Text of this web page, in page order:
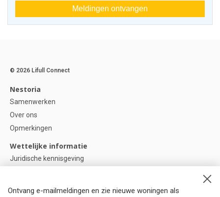
Meldingen ontvangen
Ontvang e-mailmeldingen en zie nieuwe woningen als
© 2026 Lifull Connect
Nestoria
Samenwerken
Over ons
Opmerkingen
Wettelijke informatie
Juridische kennisgeving